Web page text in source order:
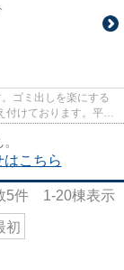
ゴミ出しを楽にする
付けております。平坦
こちら
5件 1-20棟表示
初